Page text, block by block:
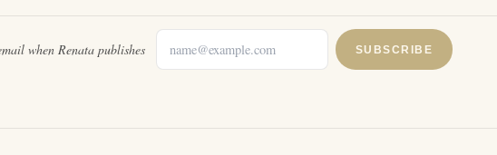
when Renata publishes SUBSCRIBE